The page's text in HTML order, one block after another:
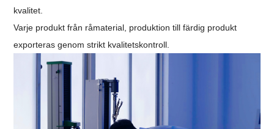
kvalitet.
Varje produkt från råmaterial, produktion till färdig produkt
exporteras genom strikt kvalitetskontroll.